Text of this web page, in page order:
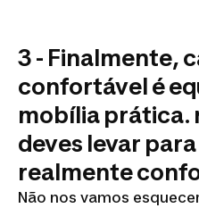
3 - Finalmente,
confortável é
mobília prática.
deves levar
realmente
Não nos vamos